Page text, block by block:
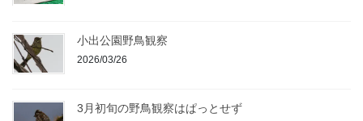
小出公園野鳥観察
2026/03/26
3月初旬の野鳥観察はぱっとせず